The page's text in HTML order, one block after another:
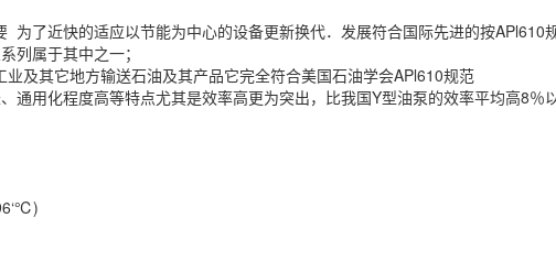
快的适应以节能为中心的设备更新换代．发展符合国际先进的按APl610规
列属于其中之一；
它地方输送石油及其产品它完全符合美国石油学会APl610规范
程度高等特点尤其是效率高更为突出，比我国Y型油泵的效率平均高8％以